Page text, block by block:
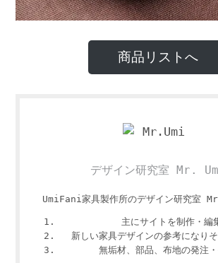
商品リストへ
デザイン研究室 Mr.
UmiFani家具製作所のデザイン研究室
主にサイトを制作・編
新しい家具デザインの参考になり
無垢材、部品、布地の発注